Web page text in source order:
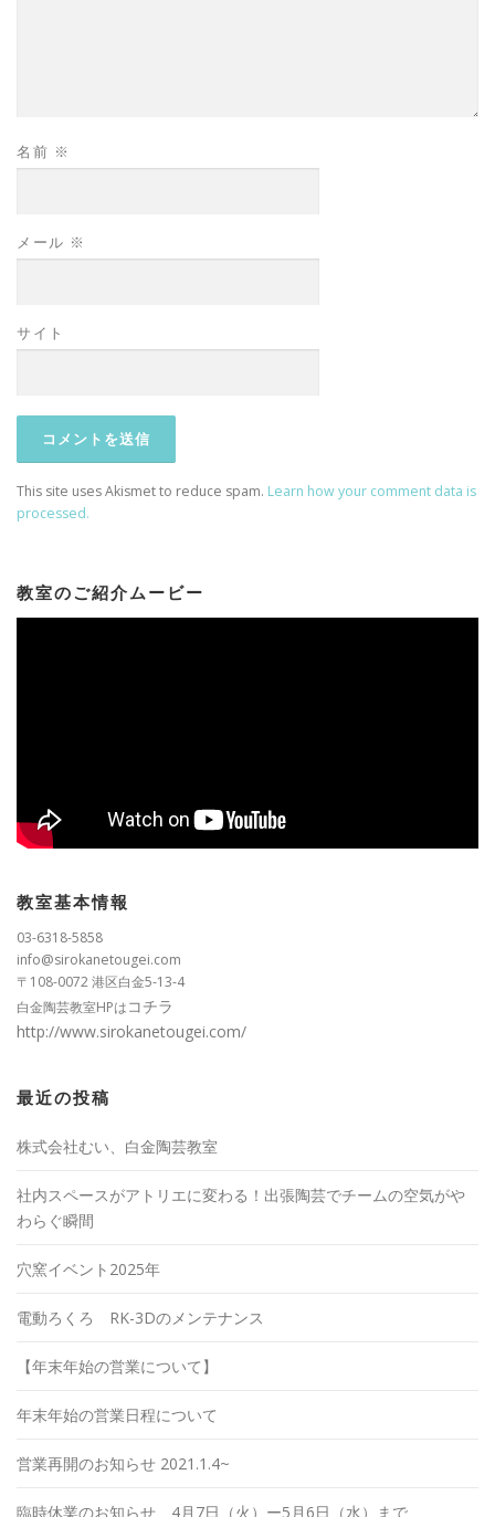
名前 ※
メール ※
サイト
This site uses Akismet to reduce spam. Learn how your comment data is
processed.
教室のご紹介ムービー
教室基本情報
03-6318-5858
info@sirokanetougei.com
〒108-0072 港区白金5-13-4
白金陶芸教室HPはコチラ
http://www.sirokanetougei.com/
最近の投稿
株式会社むい、白金陶芸教室
社内スペースがアトリエに変わる！出張陶芸でチームの空気がや
わらぐ瞬間
穴窯イベント2025年
電動ろくろ RK-3Dのメンテナンス
【年末年始の営業について】
年末年始の営業日程について
営業再開のお知らせ 2021.1.4~
臨時休業のお知らせ 4月7日（火）ー5月6日（水）まで